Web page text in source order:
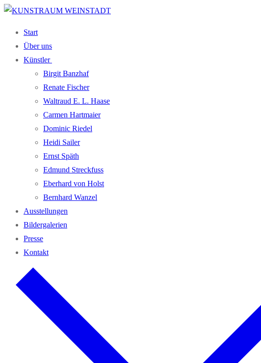
Zum
springen
Menü
Schließen
Start
Über uns
Künst­ler
Bir­git Banzhaf
Rena­te Fischer
Wal­traud E. L. Haase
Car­men Hartmaier
Domi­nic Riedel
Hei­di Sailer
Ernst Späth
Edmund Streck­fuss
Eber­hard von Holst
Bern­hard Wanzel
Aus­stel­lun­gen
Bil­der­ga­le­rien
Pres­se
Kon­takt